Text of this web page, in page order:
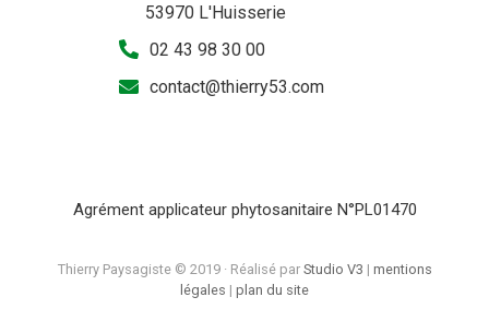
53970 L'Huisserie
02 43 98 30 00
contact@thierry53.com
Agrément applicateur phytosanitaire N°PL01470
Thierry Paysagiste © 2019 · Réalisé par Studio V3 | mentions
légales | plan du site